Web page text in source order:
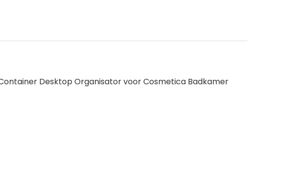
Desktop Organisator voor Cosmetica Badkamer